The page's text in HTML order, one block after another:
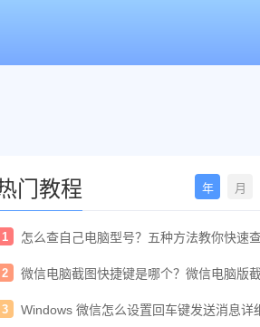
门教程 年 月
1
怎么查自己电脑型号？五种方法教你快速
2
微信电脑截图快捷键是哪个？微信电脑版
3
Windows 微信怎么设置回车键发送消息详